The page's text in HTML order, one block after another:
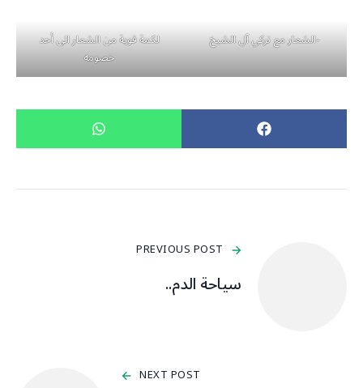
-الشعار مع تركي آل الشيخ لكمة قوية من الشعار الى أحد
خصومه
PREVIOUS POST
سياحة الدم..
NEXT POST